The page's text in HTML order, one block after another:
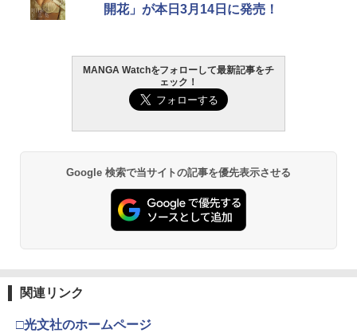
開花」が本日3月14日に発売！
MANGA Watchをフォローして最新記事をチ
ェック！
Google 検索で当サイトの記事を優先表示させる
関連リンク
□光文社のホームページ